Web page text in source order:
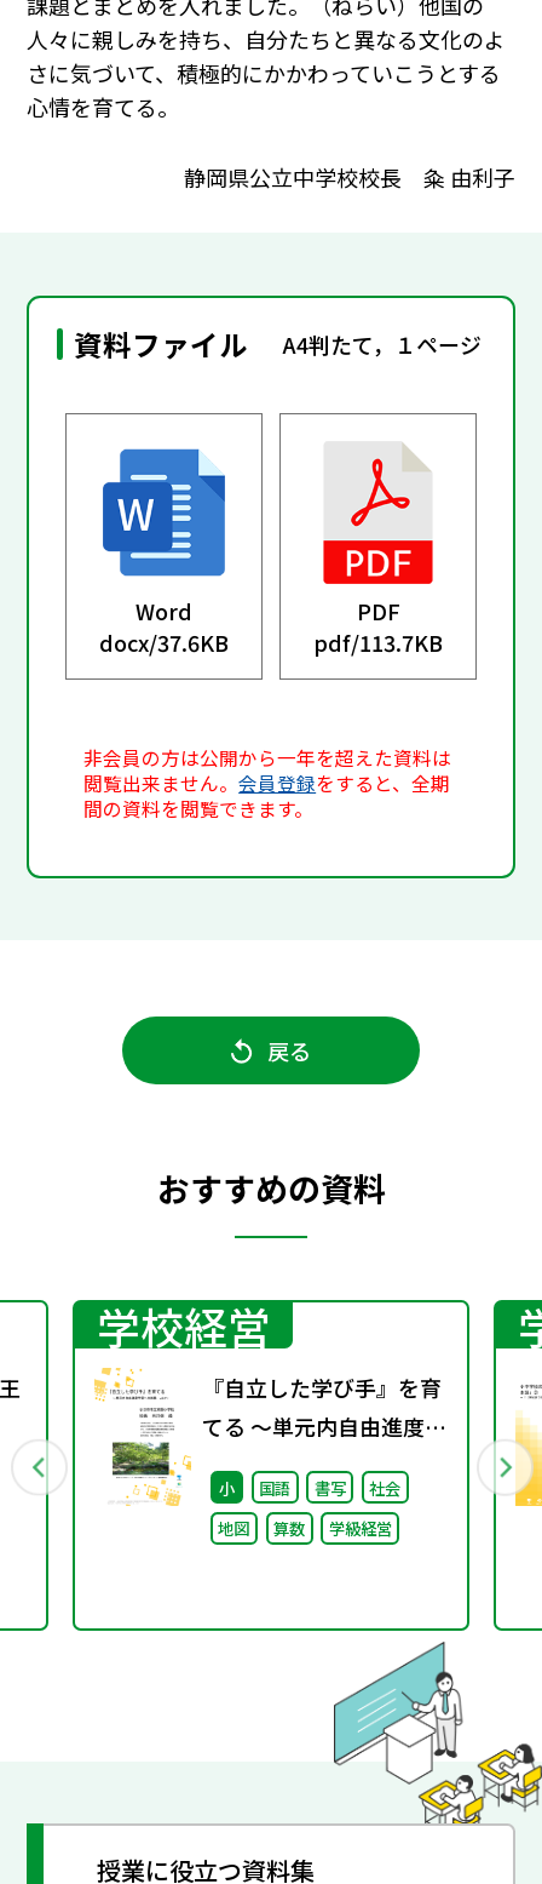
人々に親しみを持ち、自分たちと異なる文化のよ
さに気づいて、積極的にかかわっていこうとする
心情を育てる。
静岡県公立中学校校長 粂 由利子
資料ファイル A4判たて，１ページ
Word
docx/37.6KB
PDF
pdf/113.7KB
非会員の方は公開から一年を超えた資料は
閲覧出来ません。会員登録をすると、全期
間の資料を閲覧できます。
戻る
おすすめの資料
学校経営
『自立した学び手』を育
てる ～単元内自由進度学
習への挑戦 vol.2～
小 国語 書写
社会
地図
算数 学級経営
授業に役立つ資料集